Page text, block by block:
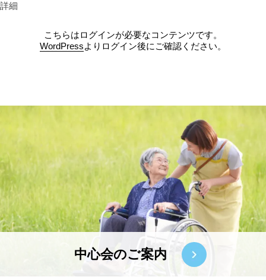
詳細
こちらはログインが必要なコンテンツです。
WordPressよりログイン後にご確認ください。
中心会のご案内